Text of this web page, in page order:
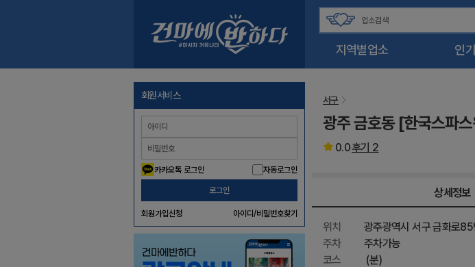
지역별업소 인
회원서비스
카카오톡 로그인 자동로그인
로그인
회원가입신청 아이디/비밀번호찾기
서구
광주 금호동 [한국스파
0.0후기 2
상세정보
위치
광주광역시 서구 금화로
주차
주차가능
코스
(분)